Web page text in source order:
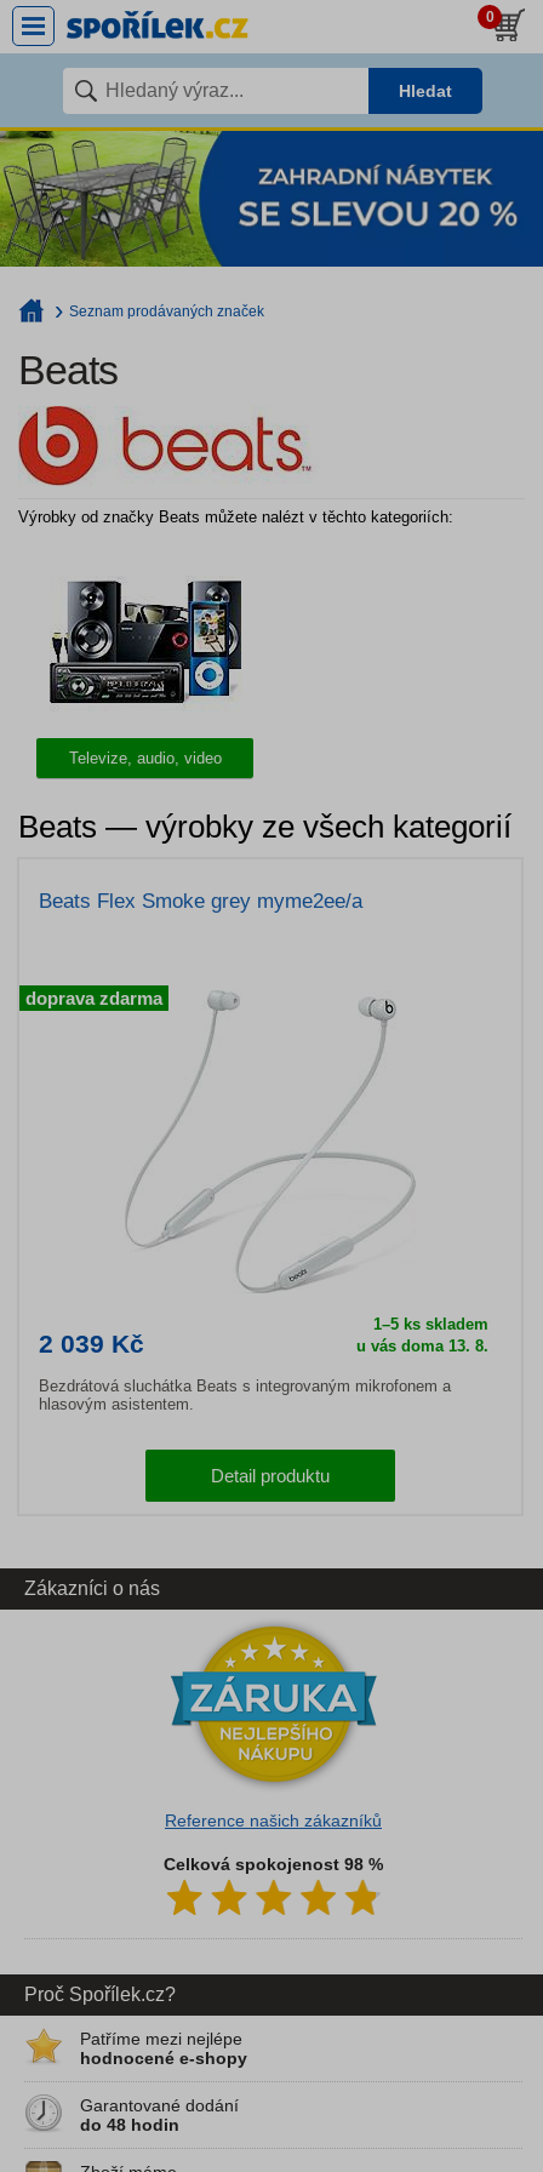
0
Hledat
Seznam prodávaných značek
Beats
Výrobky od značky Beats můžete nalézt v těchto kategoriích:
Televize, audio, video
Beats — výrobky ze všech kategorií
Beats Flex Smoke grey myme2ee/a
2 039 Kč
1–5 ks skladem
u vás doma 13. 8.
Bezdrátová sluchátka Beats s integrovaným mikrofonem a
hlasovým asistentem.
Detail produktu
doprava zdarma
Zákazníci o nás
Reference našich zákazníků
Celková spokojenost 98 %
Proč Spořílek.cz?
Patříme mezi nejlépe
hodnocené e-shopy
Garantované dodání
do 48 hodin